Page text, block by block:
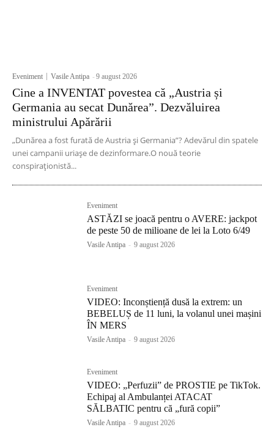
Eveniment Vasile Antipa -9 august 2026
Cine a INVENTAT povestea că „Austria și
Germania au secat Dunărea”. Dezvăluirea
ministrului Apărării
„Dunărea a fost furată de Austria și Germania”? Adevărul din spatele
unei campanii uriașe de dezinformare.O nouă teorie
conspiraționistă...
Eveniment
ASTĂZI se joacă pentru o AVERE: jackpot
de peste 50 de milioane de lei la Loto 6/49
Vasile Antipa - 9 august 2026
Eveniment
VIDEO: Inconștiență dusă la extrem: un
BEBELUȘ de 11 luni, la volanul unei mașini
ÎN MERS
Vasile Antipa - 9 august 2026
Eveniment
VIDEO: „Perfuzii” de PROSTIE pe TikTok.
Echipaj al Ambulanței ATACAT
SĂLBATIC pentru că „fură copii”
Vasile Antipa - 9 august 2026